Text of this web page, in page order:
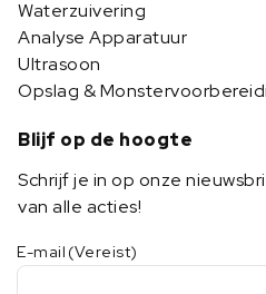
Waterzuivering
Analyse Apparatuur
Ultrasoon
Opslag &
Blijf op de hoogte
Schrijf je in op onze
van alle acties!
E-mail (Vereist)